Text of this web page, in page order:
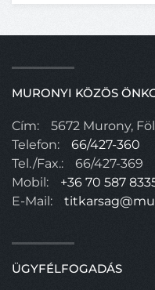
MURONYI KÖZÖS
Cím:
5672 Murony,
Telefon:
66/427-360
Tel./Fax.:
66/427-369
Mobil:
+36 70 587
E-Mail:
ÜGYFÉLFOGADÁS